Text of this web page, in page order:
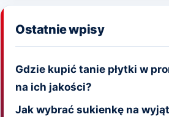
Ostatnie wpisy
Gdzie kupić tanie płytki w
na ich jakości?
Jak wybrać sukienkę na